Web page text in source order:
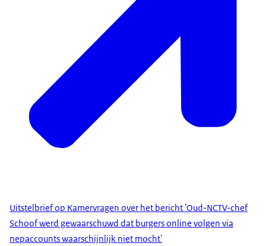
Uitstelbrief op Kamervragen over het bericht 'Oud-NCTV-chef
Schoof werd gewaarschuwd dat burgers online volgen via
nepaccounts waarschijnlijk niet mocht'